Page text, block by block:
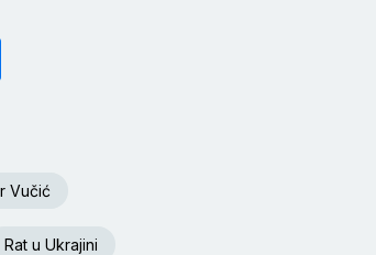
Vučić
Rat u Ukrajini